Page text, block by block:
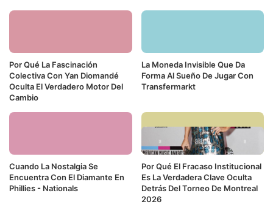
Por Qué La Fascinación
Colectiva Con Yan Diomandé
Oculta El Verdadero Motor Del
Cambio
La Moneda Invisible Que Da
Forma Al Sueño De Jugar Con
Transfermarkt
Cuando La Nostalgia Se
Encuentra Con El Diamante En
Phillies - Nationals
Por Qué El Fracaso Institucional
Es La Verdadera Clave Oculta
Detrás Del Torneo De Montreal
2026